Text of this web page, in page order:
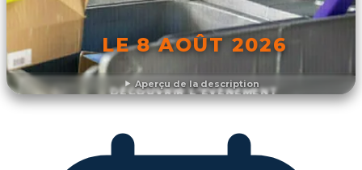
Aperçu de la description
LE 8 AOÛT 2026
DÉCOUVRIR L'ÉVÉNEMENT